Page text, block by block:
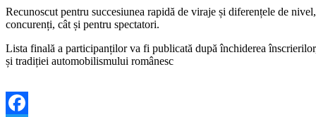
Recunoscut pentru succesiunea rapidă de viraje și diferențele de
concurenți, cât și pentru spectatori.
Lista finală a participanților va fi publicată după închiderea
și tradiției automobilismului românesc